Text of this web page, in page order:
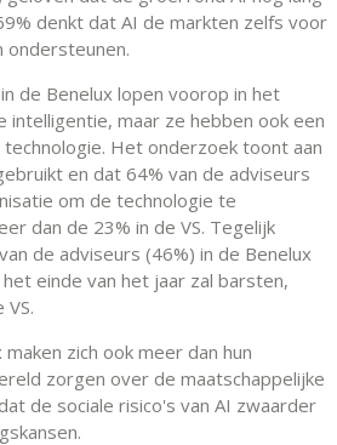
denkt dat AI de markten zelfs voor
ondersteunen.
de Benelux lopen voorop in het
intelligentie, maar ze hebben ook een
Het onderzoek toont aan
en dat 64% van de adviseurs
om de technologie te
dan de 23% in de VS. Tegelijk
de adviseurs (46%) in de Benelux
einde van het jaar zal barsten,
zich ook meer dan hun
zorgen over de maatschappelijke
de sociale risico's van AI zwaarder